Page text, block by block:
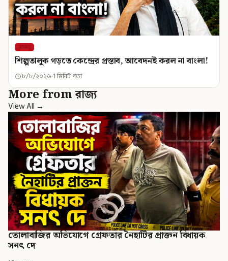
রাজ্য
শিল্পতালুক গড়তে কেন্দ্রের প্রস্তাব, আবেদনই করল না বাংলা!
৮/৮/২০২৬ 1 মিনিট পড়া
More from রাজ্য
View All →
তোলাবাজির অভিযোগে গ্রেফতার নৈহাটির প্রাক্তন বিধায়ক
সনৎ দে